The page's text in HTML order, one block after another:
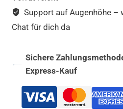
Support auf Augenhöhe –
Chat für dich da
Sichere
Express-Kauf